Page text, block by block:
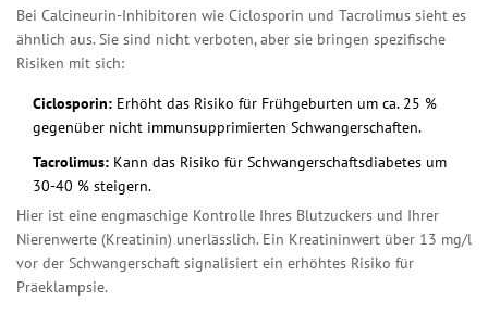
Bei Calcineurin-Inhibitoren wie Ciclosporin und Tacrolimus sieht es
ähnlich aus. Sie sind nicht verboten, aber sie bringen spezifische
Risiken mit sich:
Ciclosporin: Erhöht das Risiko für Frühgeburten um ca. 25 %
gegenüber nicht immunsupprimierten Schwangerschaften.
Tacrolimus: Kann das Risiko für Schwangerschaftsdiabetes um
30-40 % steigern.
Hier ist eine engmaschige Kontrolle Ihres Blutzuckers und Ihrer
Nierenwerte (Kreatinin) unerlässlich. Ein Kreatininwert über 13 mg/l
vor der Schwangerschaft signalisiert ein erhöhtes Risiko für
Präeklampsie.